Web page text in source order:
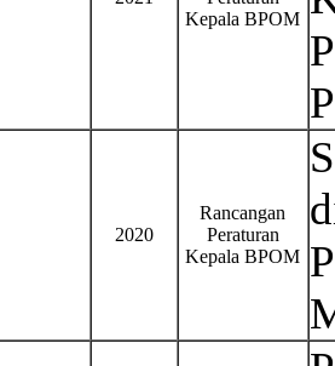
Kepala BPOM
2020
Rancangan
Peraturan
Kepala BPOM